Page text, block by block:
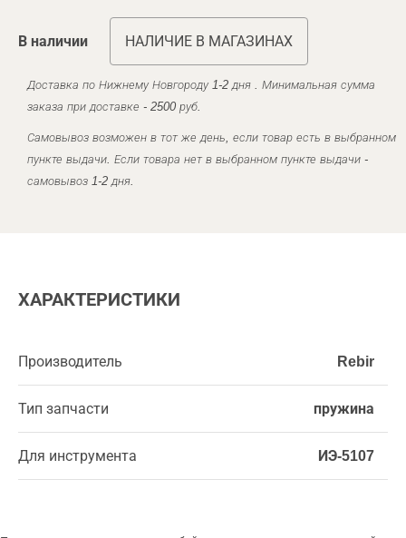
В наличии НАЛИЧИЕ В МАГАЗИНАХ
Доставка по Нижнему Новгороду 1-2 дня . Минимальная сумма
заказа при доставке - 2500 руб.
Самовывоз возможен в тот же день, если товар есть в выбранном
пункте выдачи. Если товара нет в выбранном пункте выдачи -
самовывоз 1-2 дня.
ХАРАКТЕРИСТИКИ
Производитель Rebir
Тип запчасти пружина
Для инструмента ИЭ-5107